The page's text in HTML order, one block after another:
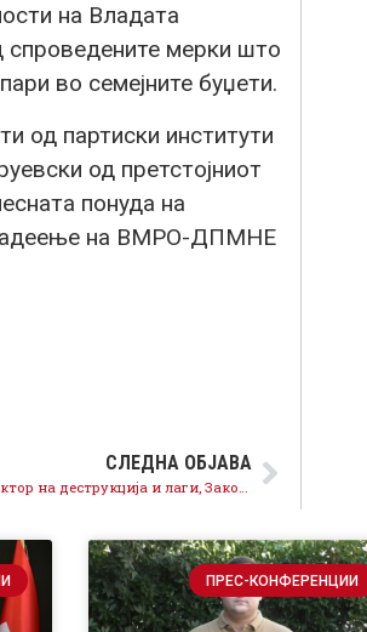
на Владата
мерки што
во семејните буџети.
од партиски институти
од претстојниот
понуда на
на ВМРО-ДПМНЕ
СЛЕДНА ОБЈАВА
Груевски останува фактор на деструкција и лаги, Законот за јазици е во согласност со Уставот
ПРЕС-КОНФЕРЕНЦИИ